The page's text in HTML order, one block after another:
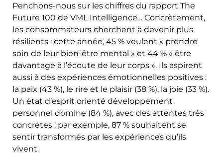
Penchons-nous sur les chiffres du rapport The
Future 100 de VML Intelligence… Concrètement,
les consommateurs cherchent à devenir plus
résilients : cette année, 45 % veulent « prendre
soin de leur bien-être mental » et 44 % « être
davantage à l’écoute de leur corps ». Ils aspirent
aussi à des expériences émotionnelles positives :
la paix (43 %), le rire et le plaisir (38 %), la joie (33 %).
Un état d’esprit orienté développement
personnel domine (84 %), avec des attentes très
concrètes : par exemple, 87 % souhaitent se
sentir transformés par les expériences qu’ils
vivent.